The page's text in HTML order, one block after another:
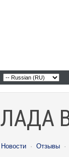
ЛАДА
Новости · Отзывы ·